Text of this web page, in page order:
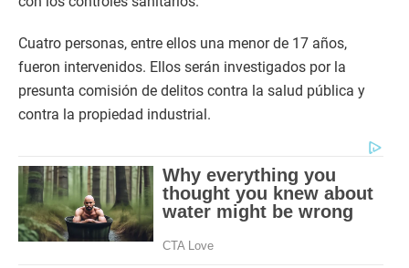
Cuatro personas, entre ellos una menor de 17 años,
fueron intervenidos. Ellos serán investigados por la
presunta comisión de delitos contra la salud pública y
contra la propiedad industrial.